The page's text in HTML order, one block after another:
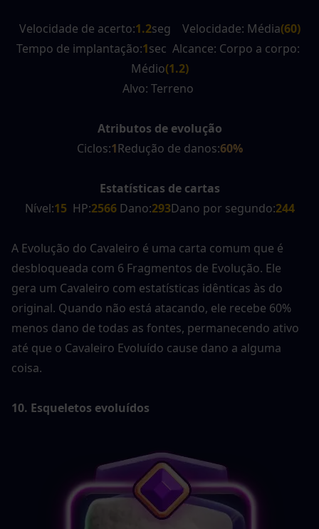
Velocidade de acerto:1.2seg    Velocidade: Média(60)
Tempo de implantação:1sec  Alcance: Corpo a corpo:
Médio(1.2)
Alvo: Terreno
Atributos de evolução
Ciclos:1Redução de danos:60%
Estatísticas de cartas
Nível:15 HP:2566 Dano:293Dano por segundo:244
A Evolução do Cavaleiro é uma carta comum que é
desbloqueada com 6 Fragmentos de Evolução. Ele
gera um Cavaleiro com estatísticas idênticas às do
original. Quando não está atacando, ele recebe 60%
menos dano de todas as fontes, permanecendo ativo
até que o Cavaleiro Evoluído cause dano a alguma
coisa.
10. Esqueletos evoluídos